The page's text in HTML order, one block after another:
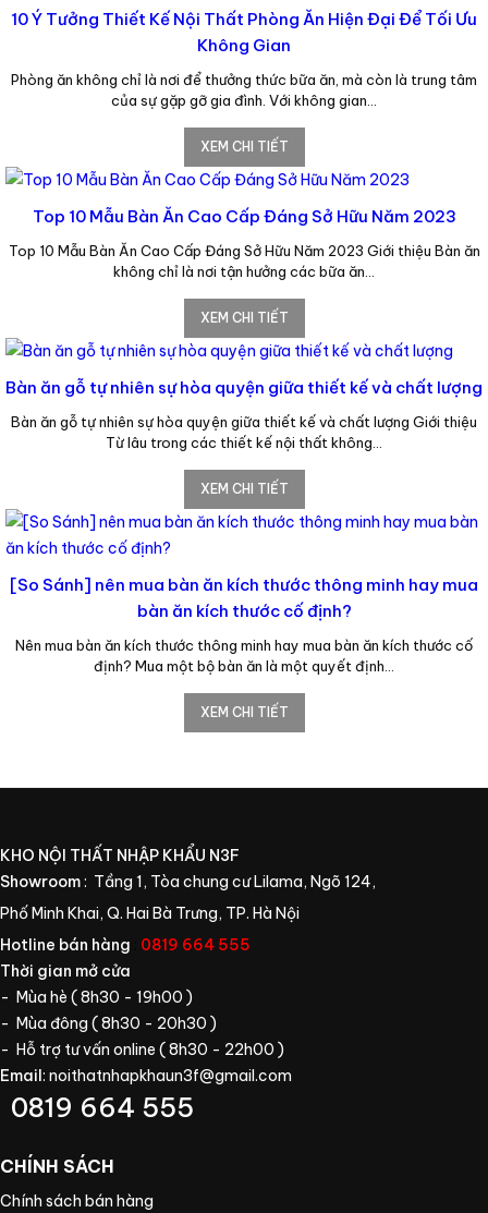
10 Ý Tưởng Thiết Kế Nội Thất Phòng Ăn Hiện Đại Để Tối Ưu
Không Gian
Phòng ăn không chỉ là nơi để thưởng thức bữa ăn, mà còn là trung tâm
của sự gặp gỡ gia đình. Với không gian…
XEM CHI TIẾT
Top 10 Mẫu Bàn Ăn Cao Cấp Đáng Sở Hữu Năm 2023
Top 10 Mẫu Bàn Ăn Cao Cấp Đáng Sở Hữu Năm 2023 Giới thiệu Bàn ăn
không chỉ là nơi tận hưởng các bữa ăn…
XEM CHI TIẾT
Bàn ăn gỗ tự nhiên sự hòa quyện giữa thiết kế và chất lượng
Bàn ăn gỗ tự nhiên sự hòa quyện giữa thiết kế và chất lượng Giới thiệu
Từ lâu trong các thiết kế nội thất không…
XEM CHI TIẾT
[So Sánh] nên mua bàn ăn kích thước thông minh hay mua
bàn ăn kích thước cố định?
Nên mua bàn ăn kích thước thông minh hay mua bàn ăn kích thước cố
định? Mua một bộ bàn ăn là một quyết định…
XEM CHI TIẾT
KHO NỘI THẤT NHẬP KHẨU N3F
Showroom: Tầng 1, Tòa chung cư Lilama, Ngõ 124,
Phố Minh Khai, Q. Hai Bà Trưng, TP. Hà Nội
Hotline bán hàng
0819 664 555
Thời gian mở cửa
- Mùa hè ( 8h30 - 19h00 )
- Mùa đông ( 8h30 - 20h30 )
- Hỗ trợ tư vấn online ( 8h30 - 22h00 )
Email: noithatnhapkhaun3f@gmail.com
0819 664 555
CHÍNH SÁCH
Chính sách bán hàng